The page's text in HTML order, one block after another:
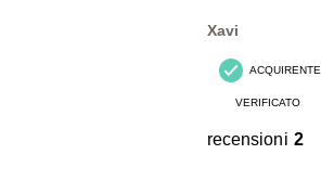
Xavi
ACQUIRENTE
VERIFICATO
recensioni 2